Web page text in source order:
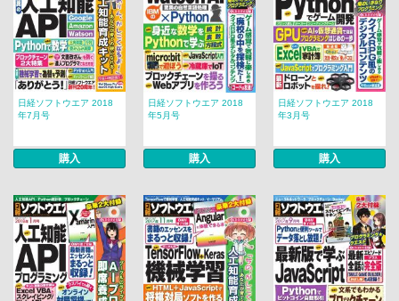
日経ソフトウエア 2018
年7月号
購入
日経ソフトウエア 2018
年5月号
購入
日経ソフトウエア 2018
年3月号
購入